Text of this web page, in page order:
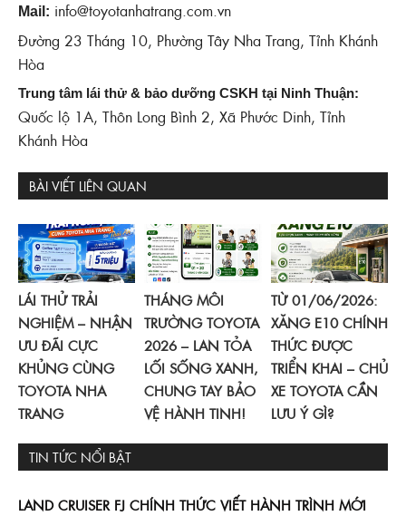
Mail: info@toyotanhatrang.com.vn
Đường 23 Tháng 10, Phường Tây Nha Trang, Tỉnh Khánh
Hòa
Trung tâm lái thử & bảo dưỡng CSKH tại Ninh Thuận:
Quốc lộ 1A, Thôn Long Bình 2, Xã Phước Dinh, Tỉnh
Khánh Hòa
BÀI VIẾT LIÊN QUAN
LÁI THỬ TRẢI
NGHIỆM – NHẬN
ƯU ĐÃI CỰC
KHỦNG CÙNG
TOYOTA NHA
TRANG
THÁNG MÔI
TRƯỜNG TOYOTA
2026 – LAN TỎA
LỐI SỐNG XANH,
CHUNG TAY BẢO
VỆ HÀNH TINH!
TỪ 01/06/2026:
XĂNG E10 CHÍNH
THỨC ĐƯỢC
TRIỂN KHAI – CHỦ
XE TOYOTA CẦN
LƯU Ý GÌ?
TIN TỨC NỔI BẬT
LAND CRUISER FJ CHÍNH THỨC VIẾT HÀNH TRÌNH MỚI